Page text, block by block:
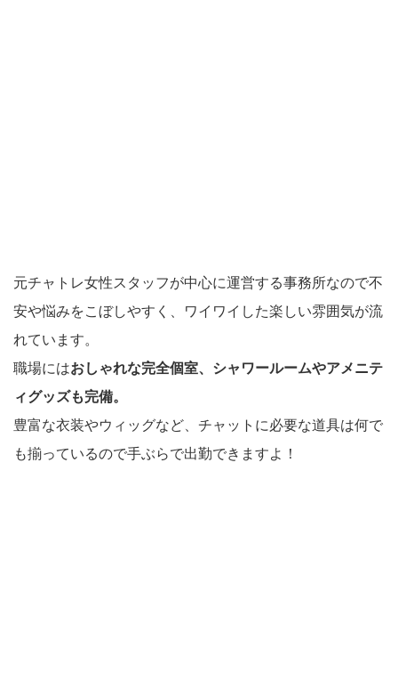
元チャトレ女性スタッフが中心に運営する事務所なので不
安や悩みをこぼしやすく、ワイワイした楽しい雰囲気が流
れています。
職場にはおしゃれな完全個室、シャワールームやアメニテ
ィグッズも完備。
豊富な衣装やウィッグなど、チャットに必要な道具は何で
も揃っているので手ぶらで出勤できますよ！